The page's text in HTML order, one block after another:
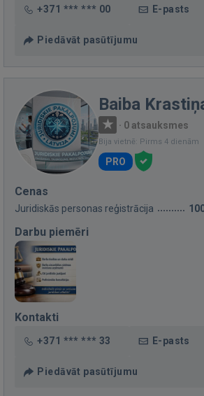
+371 *** *** 00 E-pasts
Piedāvāt pasūtījumu
Baiba
· 0 atsauksmes
Bija vietnē: Pirms 4 dienām
PRO
Cenas
Juridiskās personas reģistrācija
Darbu piemēri
Kontakti
+371 *** *** 33 E-pasts
Piedāvāt pasūtījumu